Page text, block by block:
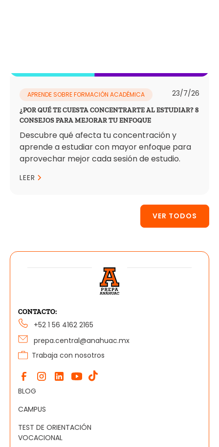
APRENDE SOBRE FORMACIÓN ACADÉMICA 23/7/26
¿POR QUÉ TE CUESTA CONCENTRARTE AL ESTUDIAR? 8
CONSEJOS PARA MEJORAR TU ENFOQUE
Descubre qué afecta tu concentración y
aprende a estudiar con mayor enfoque para
aprovechar mejor cada sesión de estudio.
LEER
VER TODOS
CONTACTO:
+52 1 56 4162 2165
prepa.central@anahuac.mx
Trabaja con nosotros
BLOG
CAMPUS
TEST DE ORIENTACIÓN
VOCACIONAL